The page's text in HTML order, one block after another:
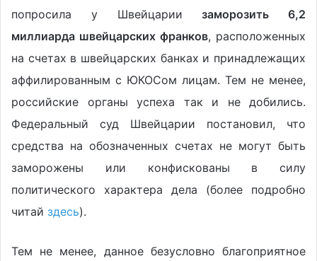
попросила у Швейцариизаморозить 6,2
миллиарда швейцарских франков, расположенных
на счетах в швейцарских банках и принадлежащих
аффилированным с ЮКОСом лицам. Тем не менее,
российские органы успеха так и не добились.
Федеральный суд Швейцарии постановил, что
средства на обозначенных счетах не могут быть
заморожены или конфискованы в силу
политического характера дела (более подробно
читай здесь).
Тем не менее, данное безусловно благоприятное